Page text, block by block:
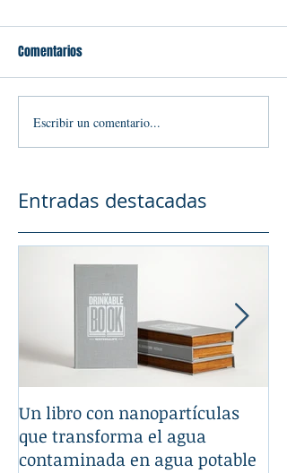
Comentarios
Escribir un comentario...
Entradas destacadas
Un libro con nanopartículas
que transforma el agua
contaminada en agua potable